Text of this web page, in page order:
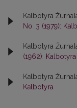
Kalbotyra
No. 3 (1979):
Kalbotyra
(1962): Kalbotyra
Kalbotyra
Kalbotyra